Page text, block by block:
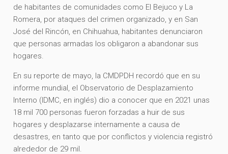
de habitantes de comunidades como El Bejuco y La
Romera, por ataques del crimen organizado, y en San
José del Rincón, en Chihuahua, habitantes denunciaron
que personas armadas los obligaron a abandonar sus
hogares.
En su reporte de mayo, la CMDPDH recordó que en su
informe mundial, el Observatorio de Desplazamiento
Interno (IDMC, en inglés) dio a conocer que en 2021 unas
18 mil 700 personas fueron forzadas a huir de sus
hogares y desplazarse internamente a causa de
desastres, en tanto que por conflictos y violencia registró
alrededor de 29 mil.